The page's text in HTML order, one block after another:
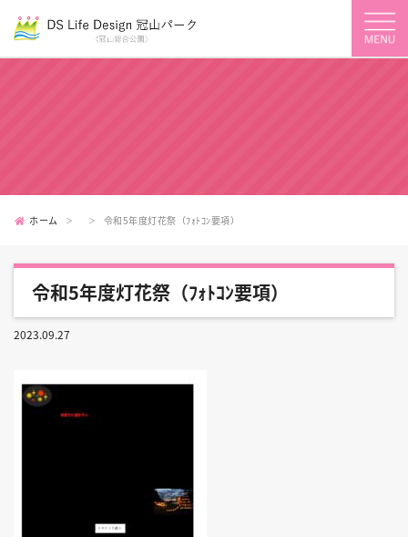
ホーム 令和5年度灯花祭（ﾌｫﾄｺﾝ要項）
令和5年度灯花祭（ﾌｫﾄｺﾝ要項）
2023.09.27